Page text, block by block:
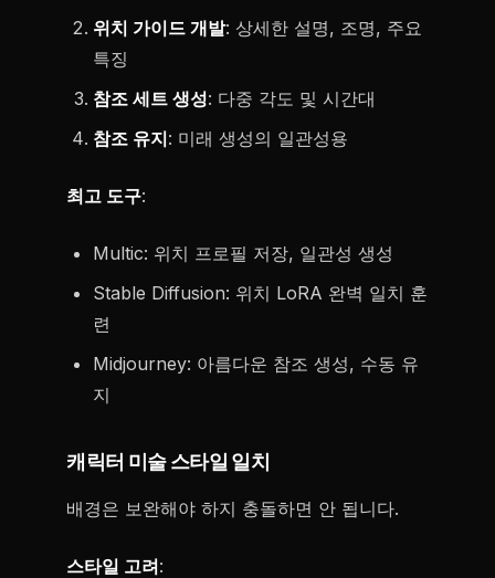
위치 가이드 개발: 상세한 설명, 조명, 주요
특징
참조 세트 생성: 다중 각도 및 시간대
참조 유지: 미래 생성의 일관성용
최고 도구:
Multic: 위치 프로필 저장, 일관성 생성
Stable Diffusion: 위치 LoRA 완벽 일치 훈
련
Midjourney: 아름다운 참조 생성, 수동 유
지
캐릭터 미술 스타일 일치
배경은 보완해야 하지 충돌하면 안 됩니다.
스타일 고려: